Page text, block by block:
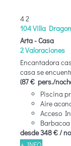
42
104 Villa
Arta -Casa
2 Valoraciones
Encantadora
casa se
(87 € pers./
Piscina
Aire
Acceso
Barbacoa
desde348 €/